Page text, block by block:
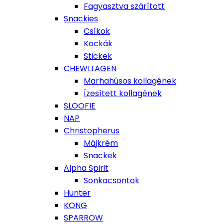
Fagyasztva szárított
Snackies
Csíkok
Kockák
Stickek
CHEWLLAGEN
Marhahúsos kollagének
Ízesített kollagének
SLOOFIE
NAP
Christopherus
Májkrém
Snackek
Alpha Spirit
Sonkacsontok
Hunter
KONG
SPARROW